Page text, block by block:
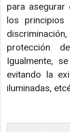
para
los
protección
Igualmente,
evitando la
iluminadas,